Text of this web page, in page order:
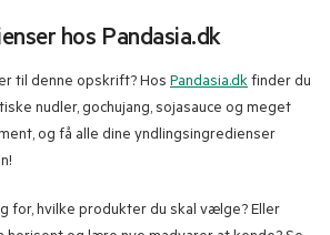
hos Pandasia.dk
til denne opskrift? Hos Pandasia.dk finder du
nudler, gochujang, sojasauce og meget
og få alle dine yndlingsingredienser
for, hvilke produkter du skal vælge? Eller